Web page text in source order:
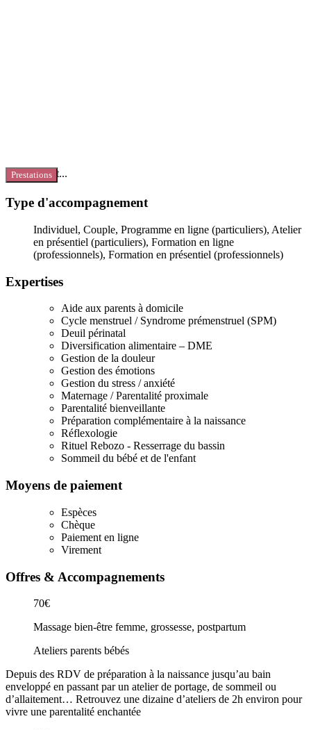
Chargement...
Prestations
Type d'accompagnement
Individuel, Couple, Programme en ligne (particuliers), Atelier
en présentiel (particuliers), Formation en ligne
(professionnels), Formation en présentiel (professionnels)
Expertises
Aide aux parents à domicile
Cycle menstruel / Syndrome prémenstruel (SPM)
Deuil périnatal
Diversification alimentaire – DME
Gestion de la douleur
Gestion des émotions
Gestion du stress / anxiété
Maternage / Parentalité proximale
Parentalité bienveillante
Préparation complémentaire à la naissance
Réflexologie
Rituel Rebozo - Resserrage du bassin
Sommeil du bébé et de l'enfant
Moyens de paiement
Espèces
Chèque
Paiement en ligne
Virement
Offres & Accompagnements
70€
Massage bien-être femme, grossesse, postpartum
Ateliers parents bébés
Depuis des RDV de préparation à la naissance jusqu’au bain
enveloppé en passant par un atelier de portage, de sommeil ou
d’allaitement… Retrouvez une dizaine d’ateliers de 2h environ pour
vivre une parentalité enchantée